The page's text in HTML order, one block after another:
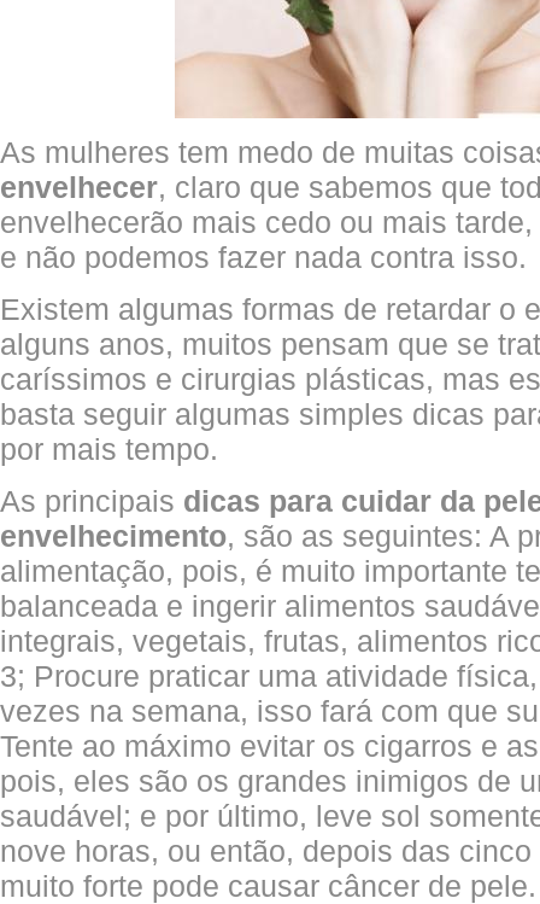
As mulheres tem medo de muitas
envelhecer, claro que sabemos que
envelhecerão mais cedo ou mais
e não podemos fazer nada contra isso.
Existem algumas formas de retardar o
alguns anos, muitos pensam que se
caríssimos e cirurgias plásticas, mas
basta seguir algumas simples dicas
por mais tempo.
As principais dicas para cuidar da
envelhecimento, são as seguintes: A
alimentação, pois, é muito importante
balanceada e ingerir alimentos
integrais, vegetais, frutas, alimentos
3; Procure praticar uma atividade
vezes na semana, isso fará com que
Tente ao máximo evitar os cigarros e
pois, eles são os grandes inimigos de
saudável; e por último, leve sol
nove horas, ou então, depois das
muito forte pode causar câncer de pele.